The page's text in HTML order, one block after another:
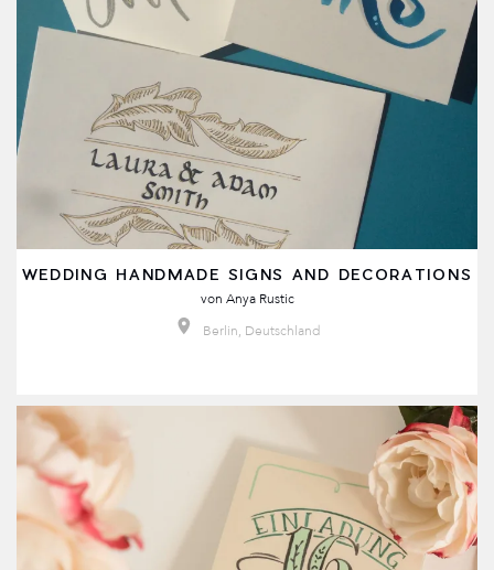
WEDDING HANDMADE SIGNS AND DECORATIONS
von Anya Rustic
Berlin, Deutschland